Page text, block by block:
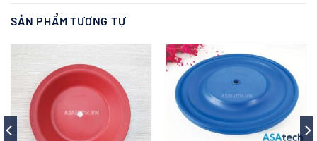
SẢN PHẨM TƯƠNG TỰ